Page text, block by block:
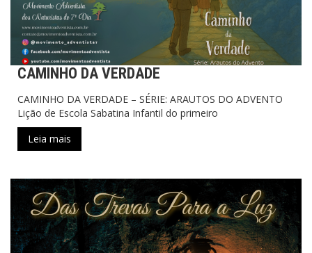
CAMINHO DA VERDADE
CAMINHO DA VERDADE – SÉRIE: ARAUTOS DO ADVENTO
Lição de Escola Sabatina Infantil do primeiro
Leia mais